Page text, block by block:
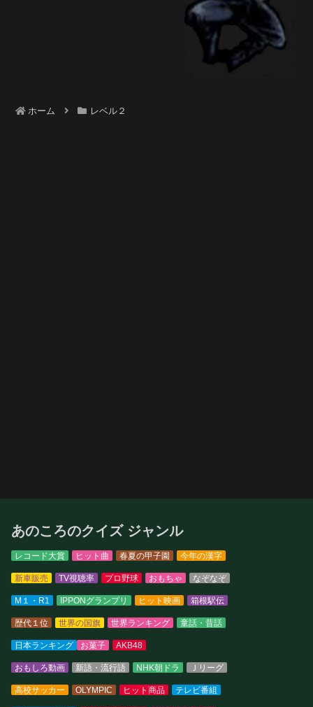
ホーム レベル２
あのころのクイズ ジャンル
レコード大賞 ヒット曲 春夏の甲子園 今年の漢字
新車販売 TV視聴率 プロ野球 おもちゃ なぞなぞ
M１・R1 IPPONグランプリ ヒット映画 箱根駅伝
歴代１位 世界の国旗 世界ランキング 童話・昔話
日本ランキング お菓子 AKB48
おもしろ動画 新語・流行語 NHK朝ドラ Ｊリーグ
高校サッカー OLYMPIC ヒット商品 テレビ番組